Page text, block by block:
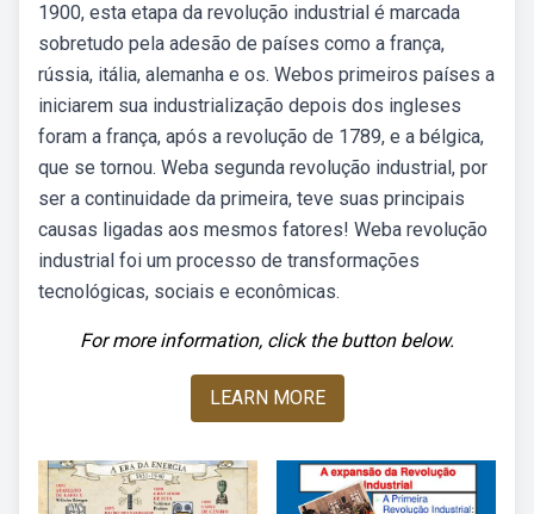
1900, esta etapa da revolução industrial é marcada
sobretudo pela adesão de países como a frança,
rússia, itália, alemanha e os. Webos primeiros países a
iniciarem sua industrialização depois dos ingleses
foram a frança, após a revolução de 1789, e a bélgica,
que se tornou. Weba segunda revolução industrial, por
ser a continuidade da primeira, teve suas principais
causas ligadas aos mesmos fatores! Weba revolução
industrial foi um processo de transformações
tecnológicas, sociais e econômicas.
For more information, click the button below.
LEARN MORE